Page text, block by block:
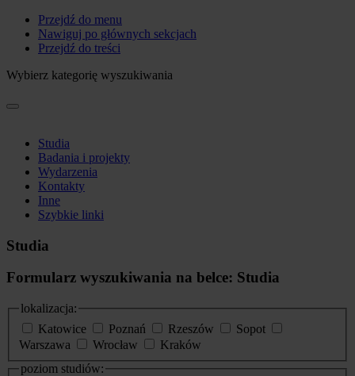
Przejdź do menu
Nawiguj po głównych sekcjach
Przejdź do treści
Wybierz kategorię wyszukiwania
Studia
Badania i projekty
Wydarzenia
Kontakty
Inne
Szybkie linki
Studia
Formularz wyszukiwania na belce: Studia
lokalizacja:
Katowice
Poznań Rzeszów
Sopot
Warszawa
Wrocław
Kraków
poziom studiów: